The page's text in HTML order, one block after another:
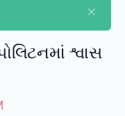
×
શ્વાસ